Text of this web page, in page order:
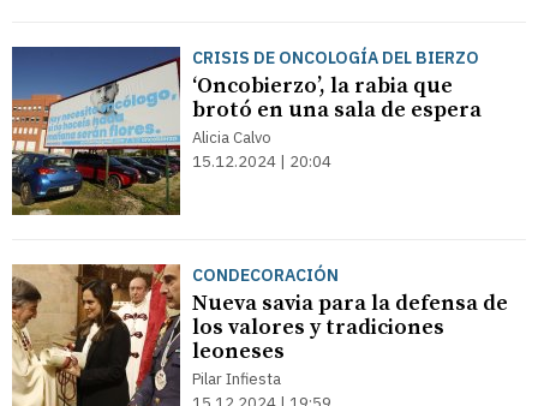
CRISIS DE ONCOLOGÍA DEL BIERZO
‘Oncobierzo’, la rabia que
brotó en una sala de espera
Alicia Calvo
15.12.2024 | 20:04
CONDECORACIÓN
Nueva savia para la defensa de
los valores y tradiciones
leoneses
Pilar Infiesta